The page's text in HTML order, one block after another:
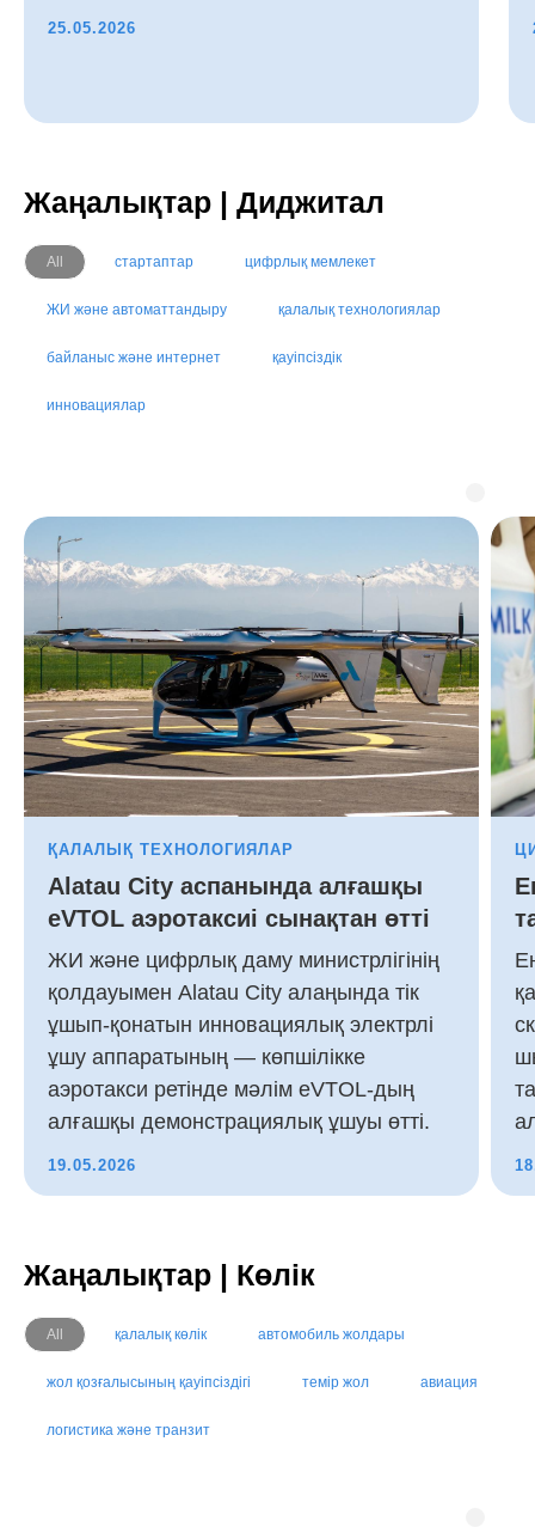
25.05.2026
Жаңалықтар | Диджитал
All стартаптар цифрлық мемлекет
ЖИ және автоматтандыру қалалық технологиялар
байланыс және интернет қауіпсіздік
инновациялар
ҚАЛАЛЫҚ ТЕХНОЛОГИЯЛАР
Alatau City аспанында алғашқы
eVTOL аэротаксиі сынақтан өтті
ЖИ және цифрлық даму министрлігінің
қолдауымен Alatau City алаңында тік
ұшып-қонатын инновациялық электрлі
ұшу аппаратының — көпшілікке
аэротакси ретінде мәлім eVTOL-дың
алғашқы демонстрациялық ұшуы өтті.
19.05.2026
Жаңалықтар | Көлік
All қалалық көлік автомобиль жолдары
жол қозғалысының қауіпсіздігі темір жол авиация
логистика және транзит